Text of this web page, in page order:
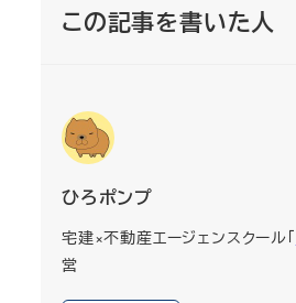
この記事を書いた人
ひろポンプ
宅建×不動産エージェンスクール「
営